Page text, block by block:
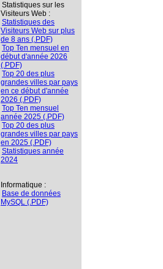
Statistiques sur les
Visiteurs Web :
Statistiques des
Visiteurs Web sur plus
de 8 ans (.PDF)
Top Ten mensuel en
début d'année 2026
(.PDF)
Top 20 des plus
grandes villes par pays
en ce début d'année
2026 (.PDF)
Top Ten mensuel
année 2025 (.PDF)
Top 20 des plus
grandes villes par pays
en 2025 (.PDF)
Statistiques année
2024
Informatique :
Base de données
MySQL (.PDF)